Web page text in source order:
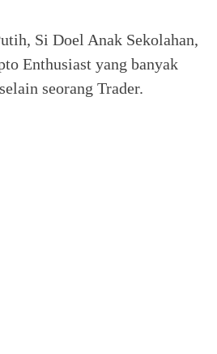
Si Doel Anak Sekolahan,
Enthusiast yang banyak
seorang Trader.